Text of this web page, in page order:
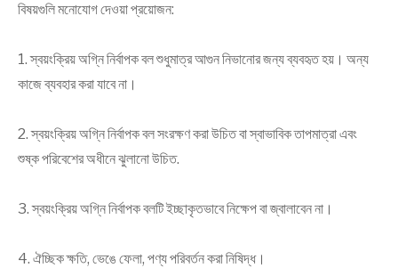
বিষয়গুলি মনোযোগ দেওয়া প্রয়োজন:
1. স্বয়ংক্রিয় অগ্নি নির্বাপক বল শুধুমাত্র আগুন নিভানোর জন্য ব্যবহৃত হয়। অন্য
কাজে ব্যবহার করা যাবে না।
2. স্বয়ংক্রিয় অগ্নি নির্বাপক বল সংরক্ষণ করা উচিত বা স্বাভাবিক তাপমাত্রা এবং
শুষ্ক পরিবেশের অধীনে ঝুলানো উচিত.
3. স্বয়ংক্রিয় অগ্নি নির্বাপক বলটি ইচ্ছাকৃতভাবে নিক্ষেপ বা জ্বালাবেন না।
4. ঐচ্ছিক ক্ষতি, ভেঙে ফেলা, পণ্য পরিবর্তন করা নিষিদ্ধ।